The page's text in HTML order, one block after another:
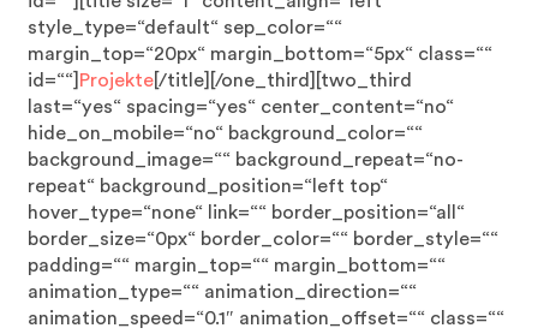
style_type=“default“ sep_color=““
margin_top=“20px“ margin_bottom=“5px“ class=““
id=““] Projekte [/title][/one_third][two_third
last=“yes“ spacing=“yes“ center_content=“no“
hide_on_mobile=“no“ background_color=““
background_image=““ background_repeat=“no-
repeat“ background_position=“left top“
hover_type=“none“ link=““ border_position=“all“
border_size=“0px“ border_color=““ border_style=““
padding=““ margin_top=““ margin_bottom=““
animation_type=““ animation_direction=““
animation_speed=“0.1″ animation_offset=““ class=““